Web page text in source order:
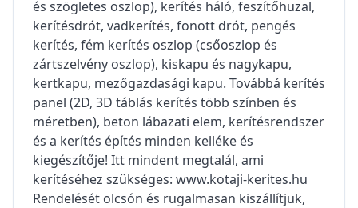
és szögletes oszlop), kerítés háló, feszítőhuzal,
kerítésdrót, vadkerítés, fonott drót, pengés
kerítés, fém kerítés oszlop (csőoszlop és
zártszelvény oszlop), kiskapu és nagykapu,
kertkapu, mezőgazdasági kapu. Továbbá kerítés
panel (2D, 3D táblás kerítés több színben és
méretben), beton lábazati elem, kerítésrendszer
és a kerítés építés minden kelléke és
kiegészítője! Itt mindent megtalál, ami
kerítéséhez szükséges: www.kotaji-kerites.hu
Rendelését olcsón és rugalmasan kiszállítjuk,